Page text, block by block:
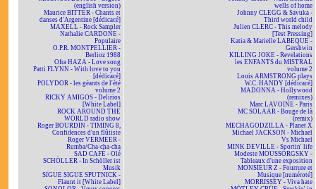
(english version)
Maurice BITTER - Chants et
danses d'Argentine [dédicacé]
MAXELL - Rock Sampler
Nathalie CARDONE -
Populaire
O.P.R. MONTPELLIER -
Berlioz 1988
Ofra HAZA - Love song
Patti FLYNN - With love to you
[dédicacé]
POLYDOR - les géants de l'été
volume 2
RICKY AMIGOS - Delirios
[White Label]
ROCK AROUND THE
WORLD radio show
Roger BOURDIN - TIMING 8,
Confidences d'un flûtiste
Roger VERMEER -
Rumba/Cha-cha-cha
SAD CAFÉ - Olé
SCHÖLLER - In Schöller ist
Musik
SIGUE SIGUE SPUTNICK -
Flaunt it [White Label]
wells of home
Johnny CLEGG & Savuka -
Third world child
Julien CLERC - This melody
[Test Pressing]
Katia & Marielle LABEQUE -
Gershwin
KILLING JOKE - Revelations
les ENFANTS du MISTRAL
volume 2
Louis ARMSTRONG plays
W.C. HANDY [dédicacé]
MADONNA - Hollywood
(remixes)
Marc LAVOINE - Paris
MC SOLAAR - Bouge de là
(remix)
MECHAGODZILLA - Planet X
Michael JACKSON - Michael
Vs Michael
MINK DEVILLE - Sportin' life
Modeste MOUSSORGSKY -
Tableaux d'une exposition
MONSIEUR Z - Fourrure et
Musique [numéroté]
MORRISSEY - Viva hate